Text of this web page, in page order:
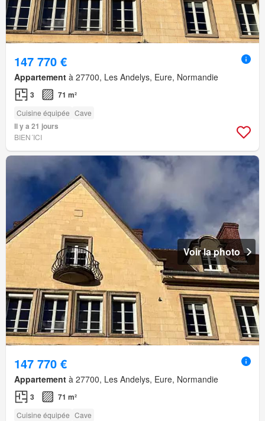
147 770 €
Appartement à 27700, Les Andelys, Eure, Normandie
3 71 m²
Cuisine équipée Cave
Il y a 21 jours
BIEN´ICI
Voir la photo
147 770 €
Appartement à 27700, Les Andelys, Eure, Normandie
3 71 m²
Cuisine équipée Cave